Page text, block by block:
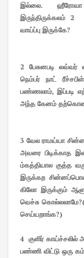
இல்லை. ஹீரோவா
இருந்திருக்கலம்
வாய்ப்பு இருக்கே?
2 பேசுனபடி
நெம்பர் நாட்
பண்ணலாம், இப்படி
அந்த கேனம்
3 வேல ராமய்யா
அவரை பிடிக்காத
ம்கத்தியால குத்த
இருக்கற
கிலோ இருக்கும்
வெச்சு
செய்யறாங்க?)
4 குளிர் காய்ச்சலில்
பண்ணி விட்டு ஒரு